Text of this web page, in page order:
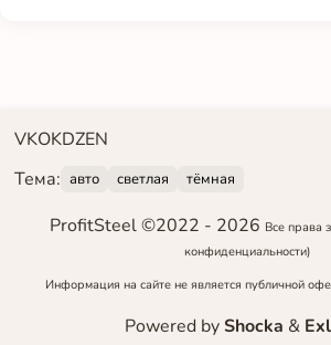
VKOKDZEN
Тема: авто светлая тёмная
ProfitSteel ©2022 - 2026 Все права
конфиденциальности)
Информация на сайте не является публичной
Powered by Shocka &